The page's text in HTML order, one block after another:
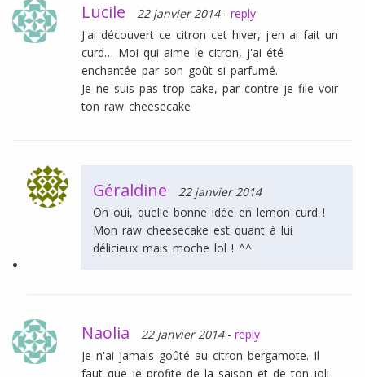
Lucile 22 janvier 2014 - reply
J'ai découvert ce citron cet hiver, j'en ai fait un
curd… Moi qui aime le citron, j'ai été
enchantée par son goût si parfumé.
Je ne suis pas trop cake, par contre je file voir
ton raw cheesecake
Géraldine
22 janvier 2014
Oh oui, quelle bonne idée en lemon curd !
Mon raw cheesecake est quant à lui
délicieux mais moche lol ! ^^
Naolia 22 janvier 2014 - reply
Je n'ai jamais goûté au citron bergamote. Il
faut que je profite de la saison et de ton joli